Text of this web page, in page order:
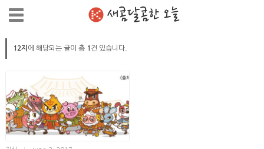
새콤달콤한 오늘
12지 에 해당되는 글이 총 1 건 있습니다.